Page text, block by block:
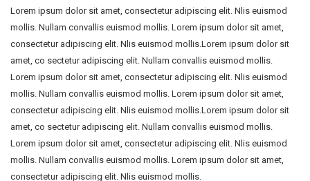
Lorem ipsum dolor sit amet, consectetur adipiscing elit. Nlis euismod
mollis. Nullam convallis euismod mollis. Lorem ipsum dolor sit amet,
consectetur adipiscing elit. Nlis euismod mollis.Lorem ipsum dolor sit
amet, co sectetur adipiscing elit. Nullam convallis euismod mollis.
Lorem ipsum dolor sit amet, consectetur adipiscing elit. Nlis euismod
mollis. Nullam convallis euismod mollis. Lorem ipsum dolor sit amet,
consectetur adipiscing elit. Nlis euismod mollis.Lorem ipsum dolor sit
amet, co sectetur adipiscing elit. Nullam convallis euismod mollis.
Lorem ipsum dolor sit amet, consectetur adipiscing elit. Nlis euismod
mollis. Nullam convallis euismod mollis. Lorem ipsum dolor sit amet,
consectetur adipiscing elit. Nlis euismod mollis.